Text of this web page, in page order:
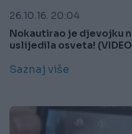
26.10.16. 20:04
Nokautirao je djevojku
uslijedila osveta!
Saznaj više